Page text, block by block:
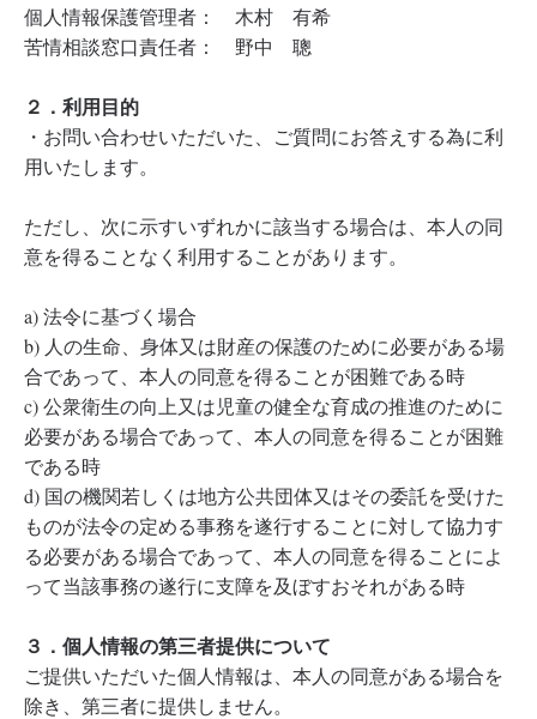
個人情報保護管理者： 木村 有希
苦情相談窓口責任者： 野中 聰
２．利用目的
・お問い合わせいただいた、ご質問にお答えする為に利
用いたします。
ただし、次に示すいずれかに該当する場合は、本人の同
意を得ることなく利用することがあります。
a) 法令に基づく場合
b) 人の生命、身体又は財産の保護のために必要がある場
合であって、本人の同意を得ることが困難である時
c) 公衆衛生の向上又は児童の健全な育成の推進のために
必要がある場合であって、本人の同意を得ることが困難
である時
d) 国の機関若しくは地方公共団体又はその委託を受けた
ものが法令の定める事務を遂行することに対して協力す
る必要がある場合であって、本人の同意を得ることによ
って当該事務の遂行に支障を及ぼすおそれがある時
３．個人情報の第三者提供について
ご提供いただいた個人情報は、本人の同意がある場合を
除き、第三者に提供しません。